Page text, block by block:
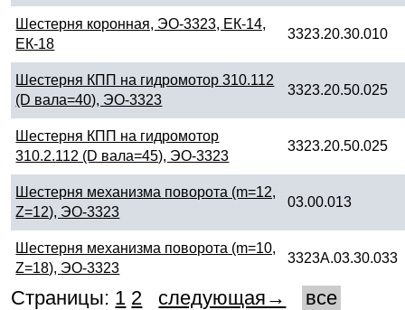
Шестерня коронная, ЭО-3323, ЕК-14,
ЕК-18
3323.20.30.010
Шестерня КПП на гидромотор 310.112
(D вала=40), ЭО-3323
3323.20.50.025
Шестерня КПП на гидромотор
310.2.112 (D вала=45), ЭО-3323
3323.20.50.025
Шестерня механизма поворота (m=12,
Z=12), ЭО-3323
03.00.013
Шестерня механизма поворота (m=10,
Z=18), ЭО-3323
3323А.03.30.033
Страницы: 1 2 следующая→ все